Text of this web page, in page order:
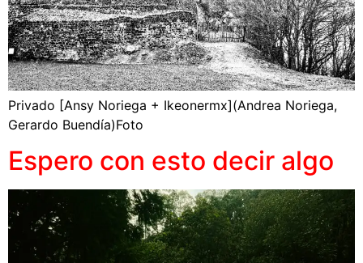
Privado [Ansy Noriega + Ikeonermx](Andrea Noriega,
Gerardo Buendía)Foto
Espero con esto decir algo